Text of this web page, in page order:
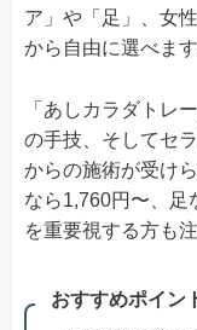
ア」や「足」、女
から自由に選べます
「あしカラダトレ
の手技、そしてセ
からの施術が受け
なら1,760円〜、足
を重要視する方も
おすすめポイン